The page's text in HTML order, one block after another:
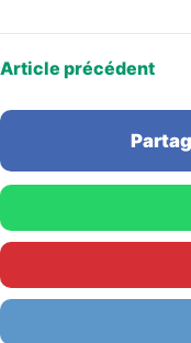
Article précédent